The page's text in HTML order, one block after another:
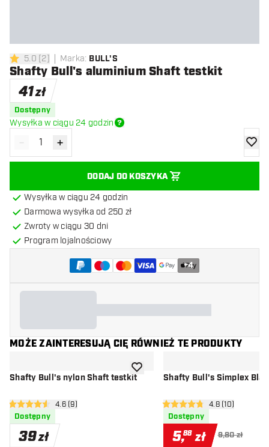
5 gwiazdki oceny
5.0 [2] Marka: BULL'S
Shafty Bull's aluminium Shaft testkit
41zł
Dostępny
Wysyłka w ciągu 24 godzin
Zmniejsz ilość
- Zwiększ ilość
+
DODAJ DO KOSZYKA
Wysyłka w ciągu 24 godzin
Darmowa wysyłka od 250 zł
Zwroty w ciągu 30 dni
Program lojalnościowy
+4
MOŻE ZAINTERESUJĄ CIĘ RÓWNIEŻ TE PRODUKTY
Shafty Bull's nylon Shaft testkit
otwórz panel recenzji
4.6 gwiazdki oceny
4.6 (9)
Dostępny
39zł
dodaj do listy życzeń
Shafty Bull's Simplex
otwórz panel
4.8 gwiazdki oceny
4.8 (10)
Dostępny
5,88 zł 9,80 zł